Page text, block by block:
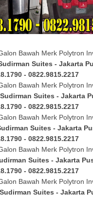
Bawah Merk Polytron
Suites - Jakarta
- 0822.9815.2217
Bawah Merk Polytron
Suites - Jakarta
- 0822.9815.2217
Bawah Merk Polytron
Suites - Jakarta
- 0822.9815.2217
Bawah Merk Polytron
Suites - Jakarta
- 0822.9815.2217
Bawah Merk Polytron
Suites - Jakarta